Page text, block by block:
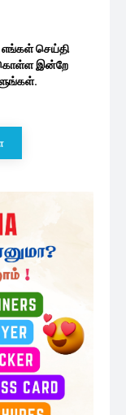
எங்கள் செய்தி
இன்றே